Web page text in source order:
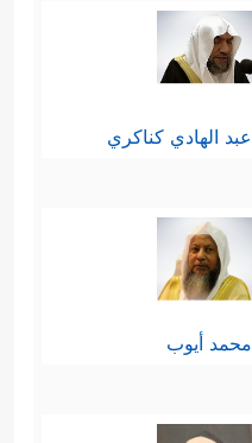
عبد الهادي كناكري
محمد أيوب